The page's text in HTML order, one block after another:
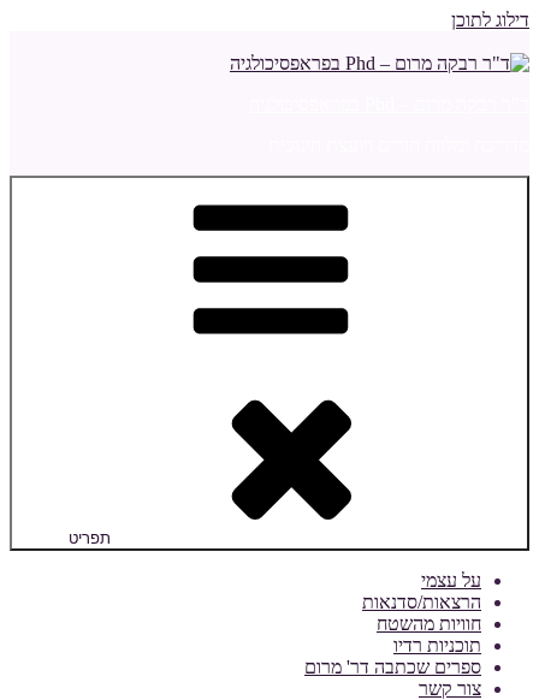
דילוג לתוכן
תפריט
על עצמי
הרצאות/סדנאות
חוויות מהשטח
תוכניות רדיו
ספרים שכתבה דר' מרום
צור קשר